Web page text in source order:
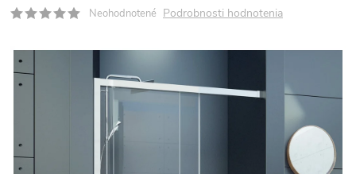
Neohodnotené Podrobnosti hodnotenia